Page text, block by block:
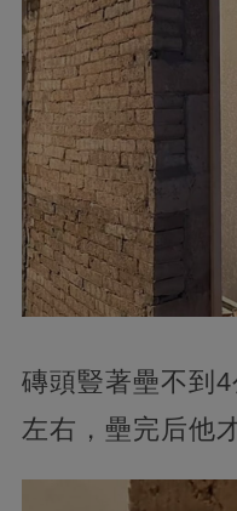
磚頭豎著壘不到
左右，壘完后他